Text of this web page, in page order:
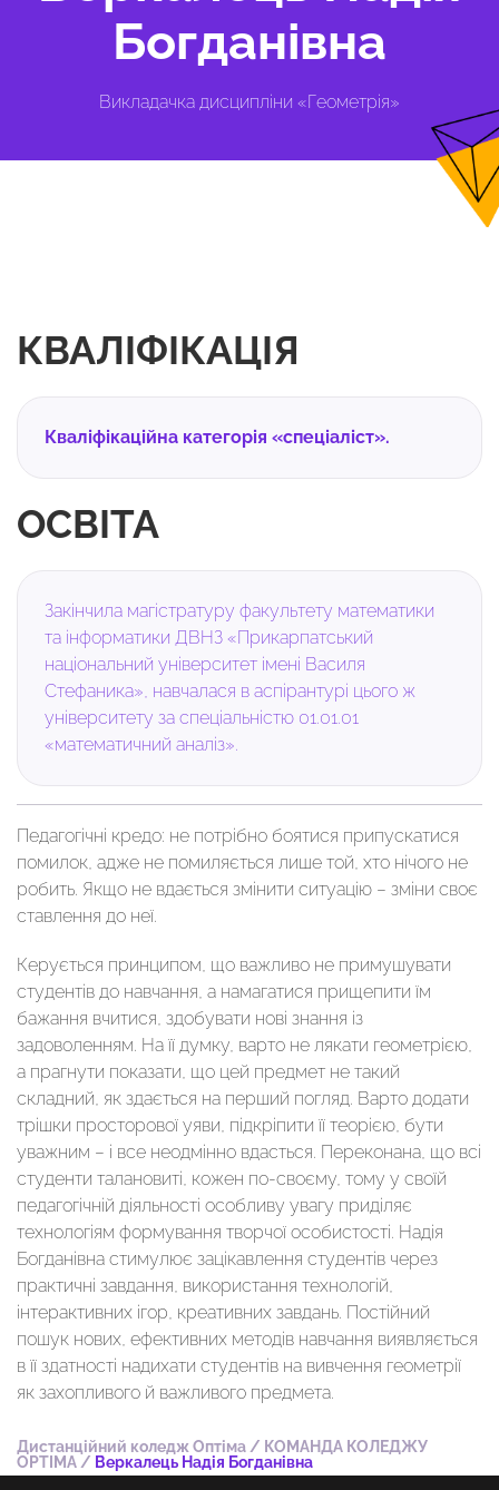
Богданівна
Викладачка дисципліни «Геометрія»
КВАЛІФІКАЦІЯ
Кваліфікаційна категорія «спеціаліст».
ОСВІТА
Закінчила магістратуру факультету математики
та інформатики ДВНЗ «Прикарпатський
національний університет імені Василя
Стефаника», навчалася в аспірантурі цього ж
університету за спеціальністю 01.01.01
«математичний аналіз».
Педагогічні кредо: не потрібно боятися припускатися
помилок, адже не помиляється лише той, хто нічого не
робить. Якщо не вдається змінити ситуацію – зміни своє
ставлення до неї.
Керується принципом, що важливо не примушувати
студентів до навчання, а намагатися прищепити їм
бажання вчитися, здобувати нові знання із
задоволенням. На її думку, варто не лякати геометрією,
а прагнути показати, що цей предмет не такий
складний, як здається на перший погляд. Варто додати
трішки просторової уяви, підкріпити її теорією, бути
уважним – і все неодмінно вдасться. Переконана, що всі
студенти талановиті, кожен по-своєму, тому у своїй
педагогічній діяльності особливу увагу приділяє
технологіям формування творчої особистості. Надія
Богданівна стимулює зацікавлення студентів через
практичні завдання, використання технологій,
інтерактивних ігор, креативних завдань. Постійний
пошук нових, ефективних методів навчання виявляється
в її здатності надихати студентів на вивчення геометрії
як захопливого й важливого предмета.
Дистанційний коледж Оптіма/ КОМАНДА КОЛЕДЖУ
OPTIMA/ Веркалець Надія Богданівна